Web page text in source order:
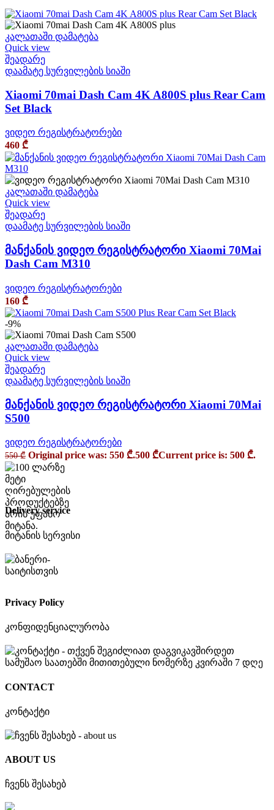
კალათაში დამატება
Quick view
შეადარე
დაამატე სურვილების სიაში
Xiaomi 70mai Dash Cam 4K A800S plus Rear Cam
Set Black
ვიდეო რეგისტრატორები
460 ₾
კალათაში დამატება
Quick view
შეადარე
დაამატე სურვილების სიაში
მანქანის ვიდეო რეგისტრატორი Xiaomi 70Mai
Dash Cam M310
ვიდეო რეგისტრატორები
160 ₾
-9%
კალათაში დამატება
Quick view
შეადარე
დაამატე სურვილების სიაში
მანქანის ვიდეო რეგისტრატორი Xiaomi 70Mai
S500
ვიდეო რეგისტრატორები
550₾ Original price was: 550 ₾.500 ₾Current price is: 500 ₾.
Delivery service
მიტანის სერვისი
Privacy Policy
კონფიდენციალურობა
CONTACT
კონტაქტი
ABOUT US
ჩვენს შესახებ